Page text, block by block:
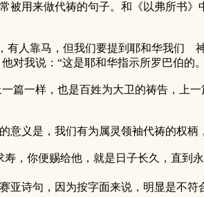
来做代祷的句子。和《以弗所书》中
人靠马，但我们要提到耶和华我们 神
我说：“这是耶和华指示所罗巴伯的。
一篇一样，也是百姓为大卫的祷告，上
是，我们有为属灵领袖代祷的权柄，
你便赐给他，就是日子长久，直到永
句，因为按字面来说，明显是不符合